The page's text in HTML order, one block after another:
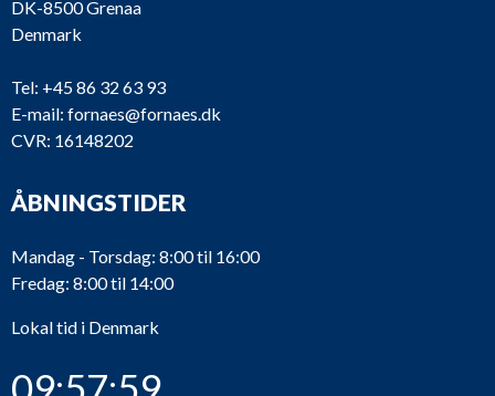
DK-8500 Grenaa
Denmark
Tel: +45 86 32 63 93
E-mail: fornaes@fornaes.dk
CVR: 16148202
ÅBNINGSTIDER
Mandag - Torsdag: 8:00 til 16:00
Fredag: 8:00 til 14:00
Lokal tid i Denmark